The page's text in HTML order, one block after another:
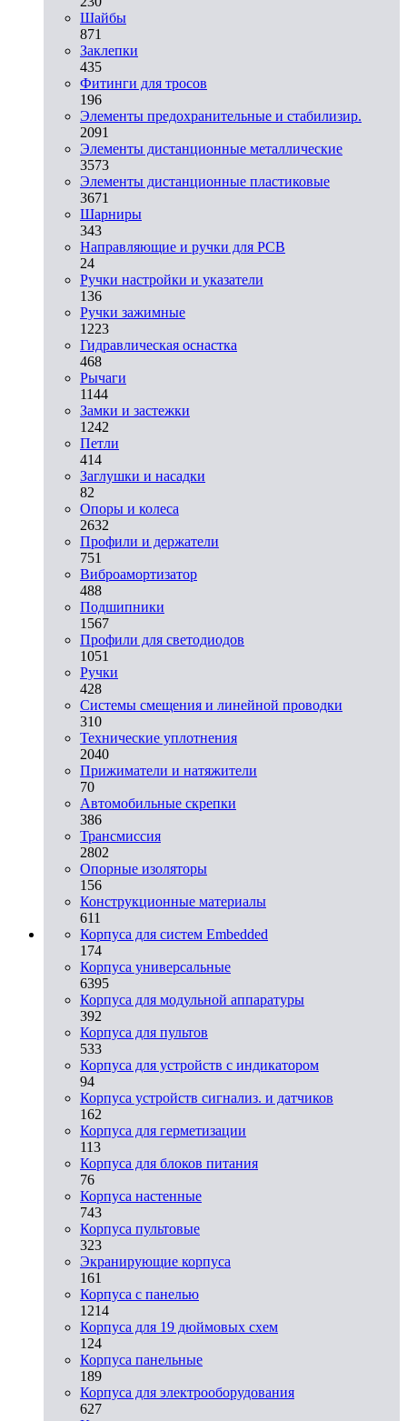
Шайбы
871
Заклепки
435
Фитинги для тросов
196
Элементы предохранительные и стабилизир.
2091
Элементы дистанционные металлические
3573
Элементы дистанционные пластиковые
3671
Шарниры
343
Направляющие и ручки для PCB
24
Ручки настройки и указатели
136
Ручки зажимные
1223
Гидравлическая оснастка
468
Рычаги
1144
Замки и застежки
1242
Петли
414
Заглушки и насадки
82
Опоры и колеса
2632
Профили и держатели
751
Виброамортизатор
488
Подшипники
1567
Профили для светодиодов
1051
Ручки
428
Системы смещения и линейной проводки
310
Технические уплотнения
2040
Прижиматели и натяжители
70
Автомобильные скрепки
386
Трансмиссия
2802
Опорные изоляторы
156
Конструкционные материалы
611
Корпуса для систем Embedded
174
Корпуса универсальные
6395
Корпуса для модульной аппаратуры
392
Корпуса для пультов
533
Корпуса для устройств с индикатором
94
Корпуса устройств сигнализ. и датчиков
162
Корпуса для герметизации
113
Корпуса для блоков питания
76
Корпуса настенные
743
Корпуса пультовые
323
Экранирующие корпуса
161
Корпуса с панелью
1214
Корпуса для 19 дюймовых схем
124
Корпуса панельные
189
Корпуса для электрооборудования
627